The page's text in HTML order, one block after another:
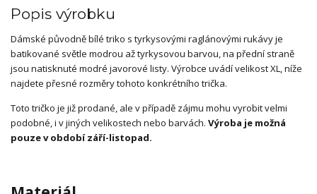
Popis výrobku
Dámské původně bílé triko s tyrkysovými raglánovými rukávy je
batikované světle modrou až tyrkysovou barvou, na přední straně
jsou natisknuté modré javorové listy. Výrobce uvádí velikost XL, níže
najdete přesné rozměry tohoto konkrétního trička.
Toto tričko je již prodané, ale v případě zájmu mohu vyrobit velmi
podobné, i v jiných velikostech nebo barvách. Výroba je možná
pouze v období září-listopad.